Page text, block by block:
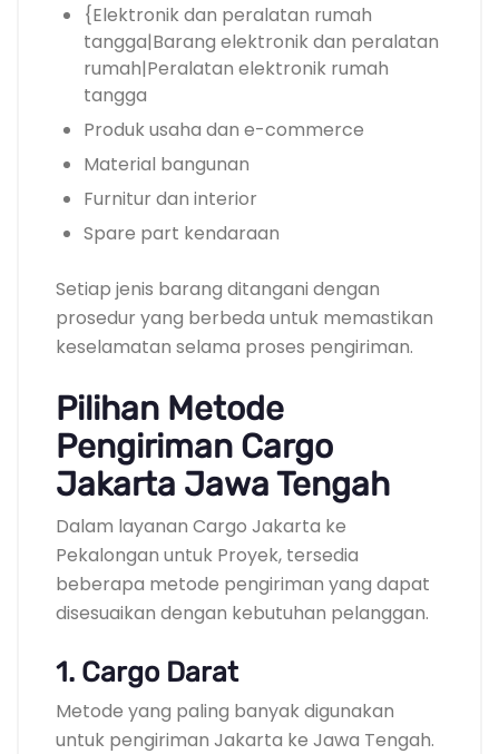
{Elektronik dan peralatan rumah
tangga|Barang elektronik dan peralatan
rumah|Peralatan elektronik rumah
tangga
Produk usaha dan e-commerce
Material bangunan
Furnitur dan interior
Spare part kendaraan
Setiap jenis barang ditangani dengan
prosedur yang berbeda untuk memastikan
keselamatan selama proses pengiriman.
Pilihan Metode
Pengiriman Cargo
Jakarta Jawa Tengah
Dalam layanan Cargo Jakarta ke
Pekalongan untuk Proyek, tersedia
beberapa metode pengiriman yang dapat
disesuaikan dengan kebutuhan pelanggan.
1. Cargo Darat
Metode yang paling banyak digunakan
untuk pengiriman Jakarta ke Jawa Tengah.